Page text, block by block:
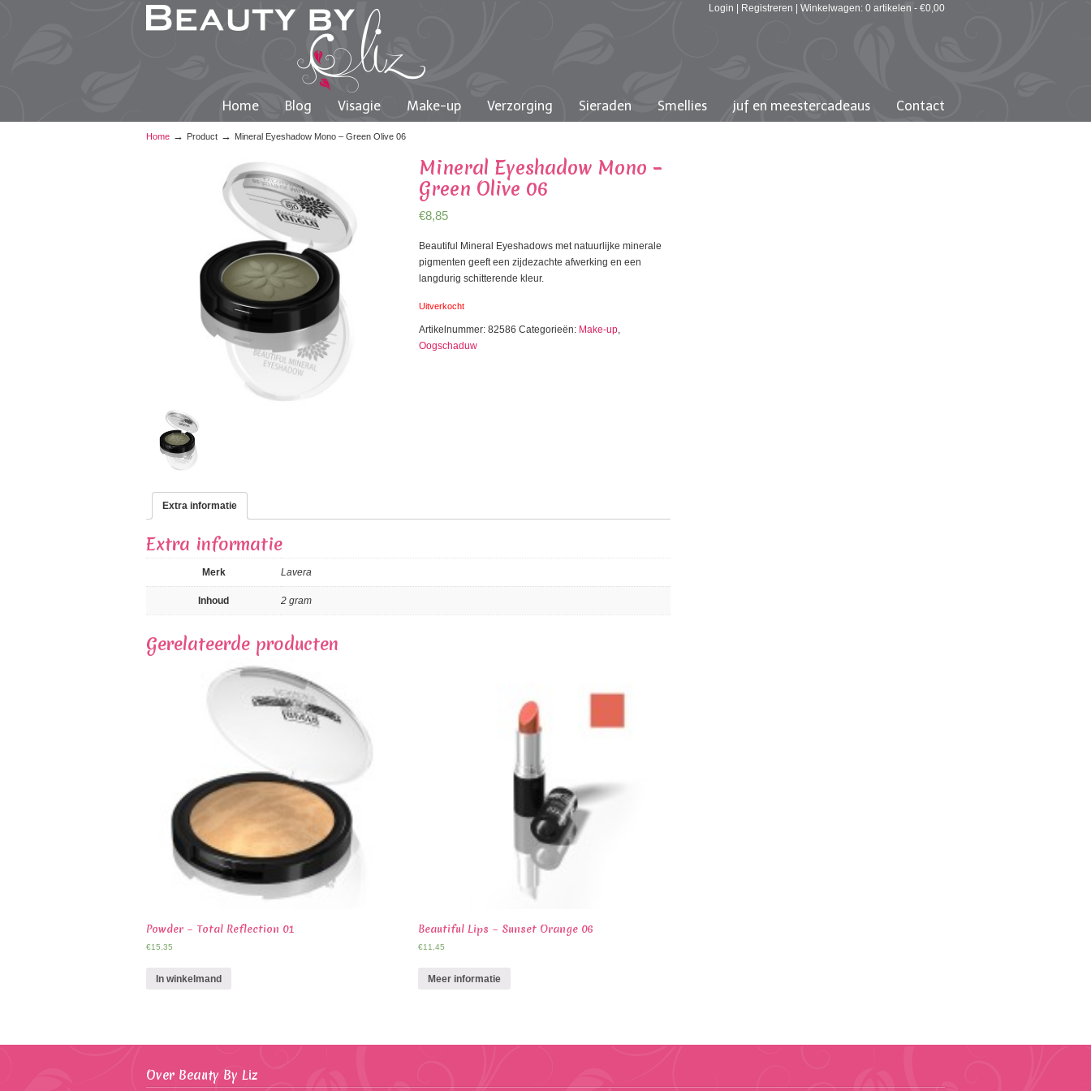
Login Registreren Winkelwagen: 0 artikelen - €0,00
Home Blog Visagie Make-up Verzorging Sieraden Smellies juf en meestercadeaus Contact
Home → Product → Mineral Eyeshadow Mono – Green Olive 06
Mineral Eyeshadow Mono –
Green Olive 06
€8,85
Beautiful Mineral Eyeshadows met natuurlijke minerale
pigmenten geeft een zijdezachte afwerking en een
langdurig schitterende kleur.
Uitverkocht
Artikelnummer: 82586 Categorieën: Make-up,
Oogschaduw
Extra informatie
Extra informatie
Merk Lavera
Inhoud 2 gram
Gerelateerde producten
Powder – Total Reflection 01
€15,35
In winkelmand
Beautiful Lips – Sunset Orange 06
€11,45
Meer informatie
Over Beauty By Liz